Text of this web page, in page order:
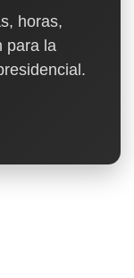
horas,
para la